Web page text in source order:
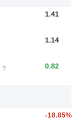
1.41
1.14
? 0.82
-18.85%